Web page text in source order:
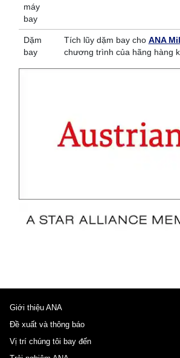
máy
bay
Dặm
bay
Tích lũy dặm bay cho ANA
chương trình của hãng hàng
Giới thiệu ANA
Đề xuất và thông báo
Vị trí chúng tôi bay đến